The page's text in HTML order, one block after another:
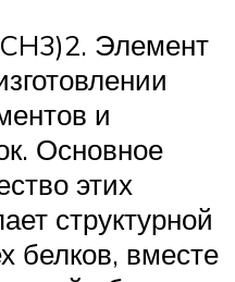
Элемент
и
Основное
этих
структурной
белков, вместе